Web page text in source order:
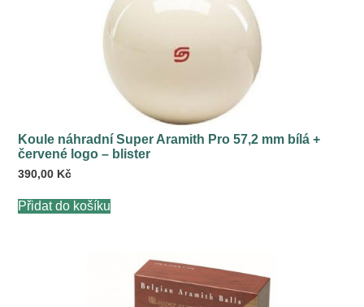
Koule náhradní Super Aramith Pro 57,2 mm bílá +
červené logo – blister
390,00 Kč
Přidat do košíku